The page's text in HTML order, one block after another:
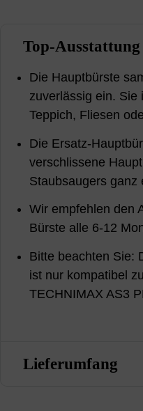
Top-Ausstattung
Die Hauptbürste
zuverlässig ein. Sie
Teppich, Fliesen
Die Ersatz-
verschlissene
Staubsaugers ganz
Wir empfehlen den
Bürste alle 6-12
Bitte beachten Sie:
ist nur kompatibel
TECHNIMAX AS3
Lieferumfang